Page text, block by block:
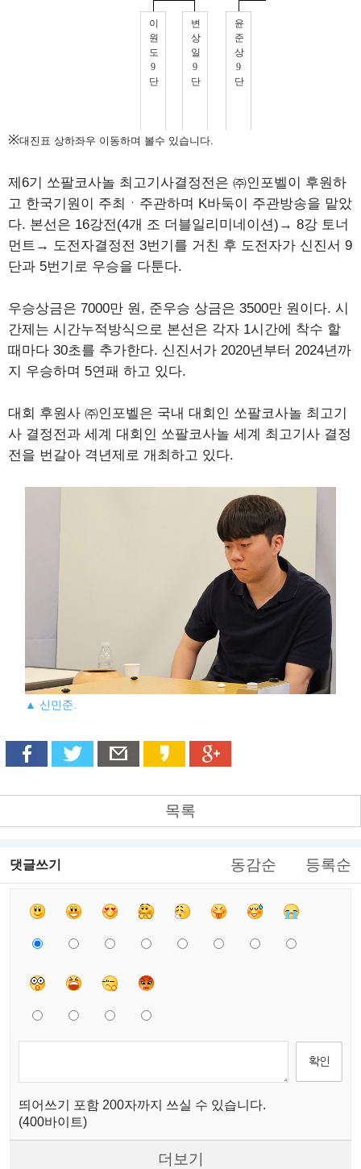
※대진표 상하좌우 이동하며 볼수 있습니다.
제6기 쏘팔코사놀 최고기사결정전은 ㈜인포벨이 후원하
고 한국기원이 주최ㆍ주관하며 K바둑이 주관방송을 맡았
다. 본선은 16강전(4개 조 더블일리미네이션)→ 8강 토너
먼트→ 도전자결정전 3번기를 거친 후 도전자가 신진서 9
단과 5번기로 우승을 다툰다.
우승상금은 7000만 원, 준우승 상금은 3500만 원이다. 시
간제는 시간누적방식으로 본선은 각자 1시간에 착수 할
때마다 30초를 추가한다. 신진서가 2020년부터 2024년까
지 우승하며 5연패 하고 있다.
대회 후원사 ㈜인포벨은 국내 대회인 쏘팔코사놀 최고기
사 결정전과 세계 대회인 쏘팔코사놀 세계 최고기사 결정
전을 번갈아 격년제로 개최하고 있다.
▲ 신민준.
목록
댓글쓰기 동감순 등록순
띄어쓰기 포함 200자까지 쓰실 수 있습니다.
(400바이트)
더보기